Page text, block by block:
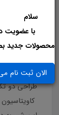
• FxF NPT Threaded به ANSI B1.20.1 ختم می شود
• دستگیره
طراحی دو
سلام
با عضویت در
محصولات جدید
الان ثبت نام